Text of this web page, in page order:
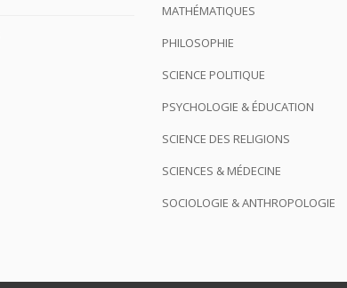
MATHÉMATIQUES
PHILOSOPHIE
SCIENCE POLITIQUE
PSYCHOLOGIE & ÉDUCATION
SCIENCE DES RELIGIONS
SCIENCES & MÉDECINE
SOCIOLOGIE & ANTHROPOLOGIE